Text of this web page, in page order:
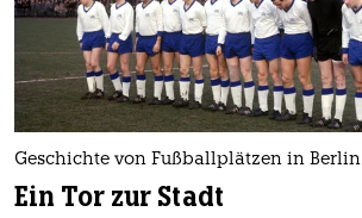
Geschichte von Fußballplätzen in Berlin
Ein Tor zur Stadt